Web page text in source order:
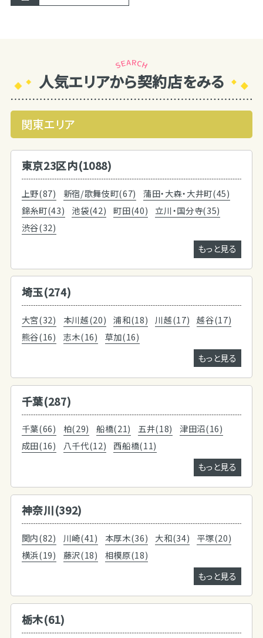
人気エリアから契約店をみる
関東エリア
東京23区内(1088)
上野(87) 新宿/歌舞伎町(67)
蒲田・大森・大井町(45)
錦糸町(43)
池袋(42) 町田(40)
立川・国分寺(35)
渋谷(32)
もっと見る
埼玉(274)
大宮(32) 本川越(20) 浦和(18) 川越(17)
越谷(17)
熊谷(16)
志木(16)
草加(16)
もっと見る
千葉(287)
千葉(66) 柏(29) 船橋(21) 五井(18)
津田沼(16)
成田(16)
八千代(12)
西船橋(11)
もっと見る
神奈川(392)
関内(82) 川崎(41) 本厚木(36) 大和(34)
平塚(20)
横浜(19)
藤沢(18)
相模原(18)
もっと見る
栃木(61)